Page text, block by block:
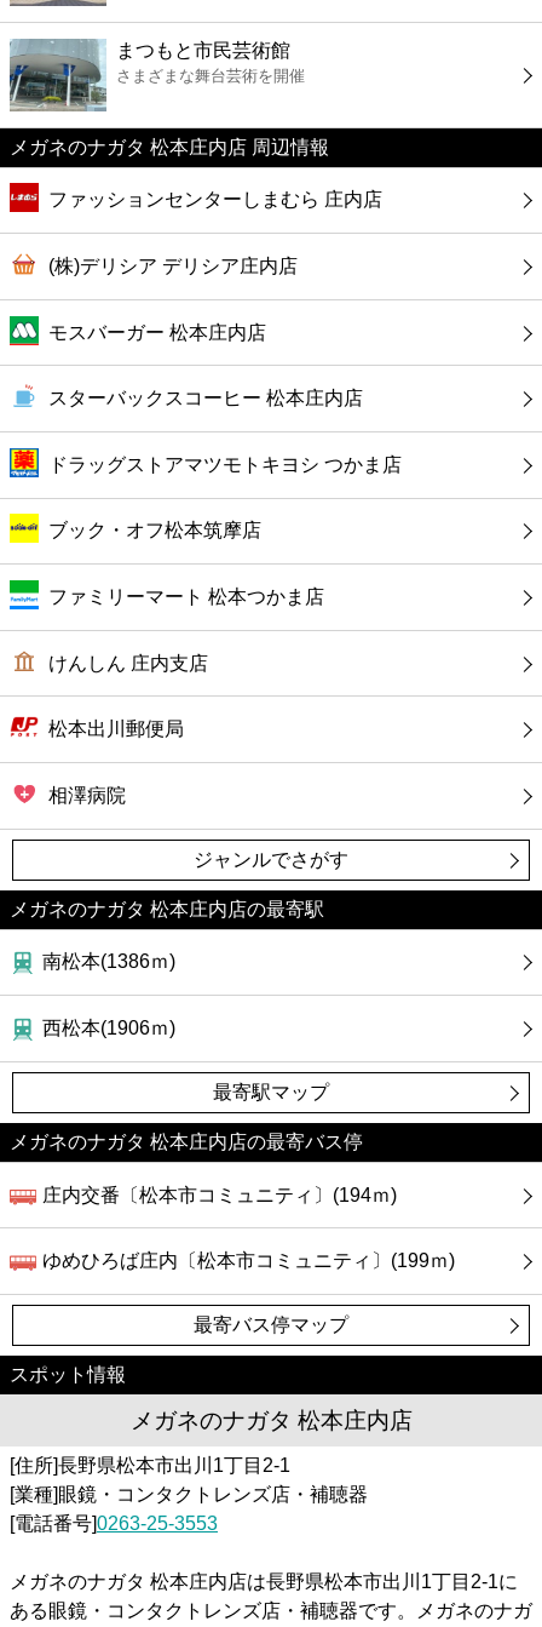
ファーストフード
カフェ
ショッピング
銀行
公共
病院
ホテル
まつもと市民芸術館
さまざまな舞台芸術を開催
メガネのナガタ 松本庄内店 周辺情報
ファッションセンターしまむら 庄内店
(株)デリシア デリシア庄内店
モスバーガー 松本庄内店
スターバックスコーヒー 松本庄内店
ドラッグストアマツモトキヨシ つかま店
ブック・オフ松本筑摩店
ファミリーマート 松本つかま店
けんしん 庄内支店
松本出川郵便局
相澤病院
ジャンルでさがす
メガネのナガタ 松本庄内店の最寄駅
南松本(1386ｍ)
西松本(1906ｍ)
最寄駅マップ
メガネのナガタ 松本庄内店の最寄バス停
庄内交番〔松本市コミュニティ〕(194ｍ)
ゆめひろば庄内〔松本市コミュニティ〕(199ｍ)
最寄バス停マップ
スポット情報
メガネのナガタ 松本庄内店
[住所]長野県松本市出川1丁目2-1
[業種]眼鏡・コンタクトレンズ店・補聴器
[電話番号]0263-25-3553
メガネのナガタ 松本庄内店は長野県松本市出川1丁目2-1に
ある眼鏡・コンタクトレンズ店・補聴器です。メガネのナガ